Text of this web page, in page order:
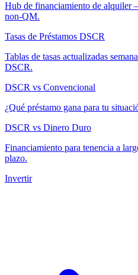
Hub de financiamiento de
non-QM.
Tasas de Préstamos DSCR
Tablas de tasas actualizadas
DSCR.
DSCR vs Convencional
¿Qué préstamo gana para tu
DSCR vs Dinero Duro
Financiamiento para tenencia a
plazo.
Invertir